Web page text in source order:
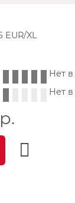
EUR/XL
Нет
Нет
р.